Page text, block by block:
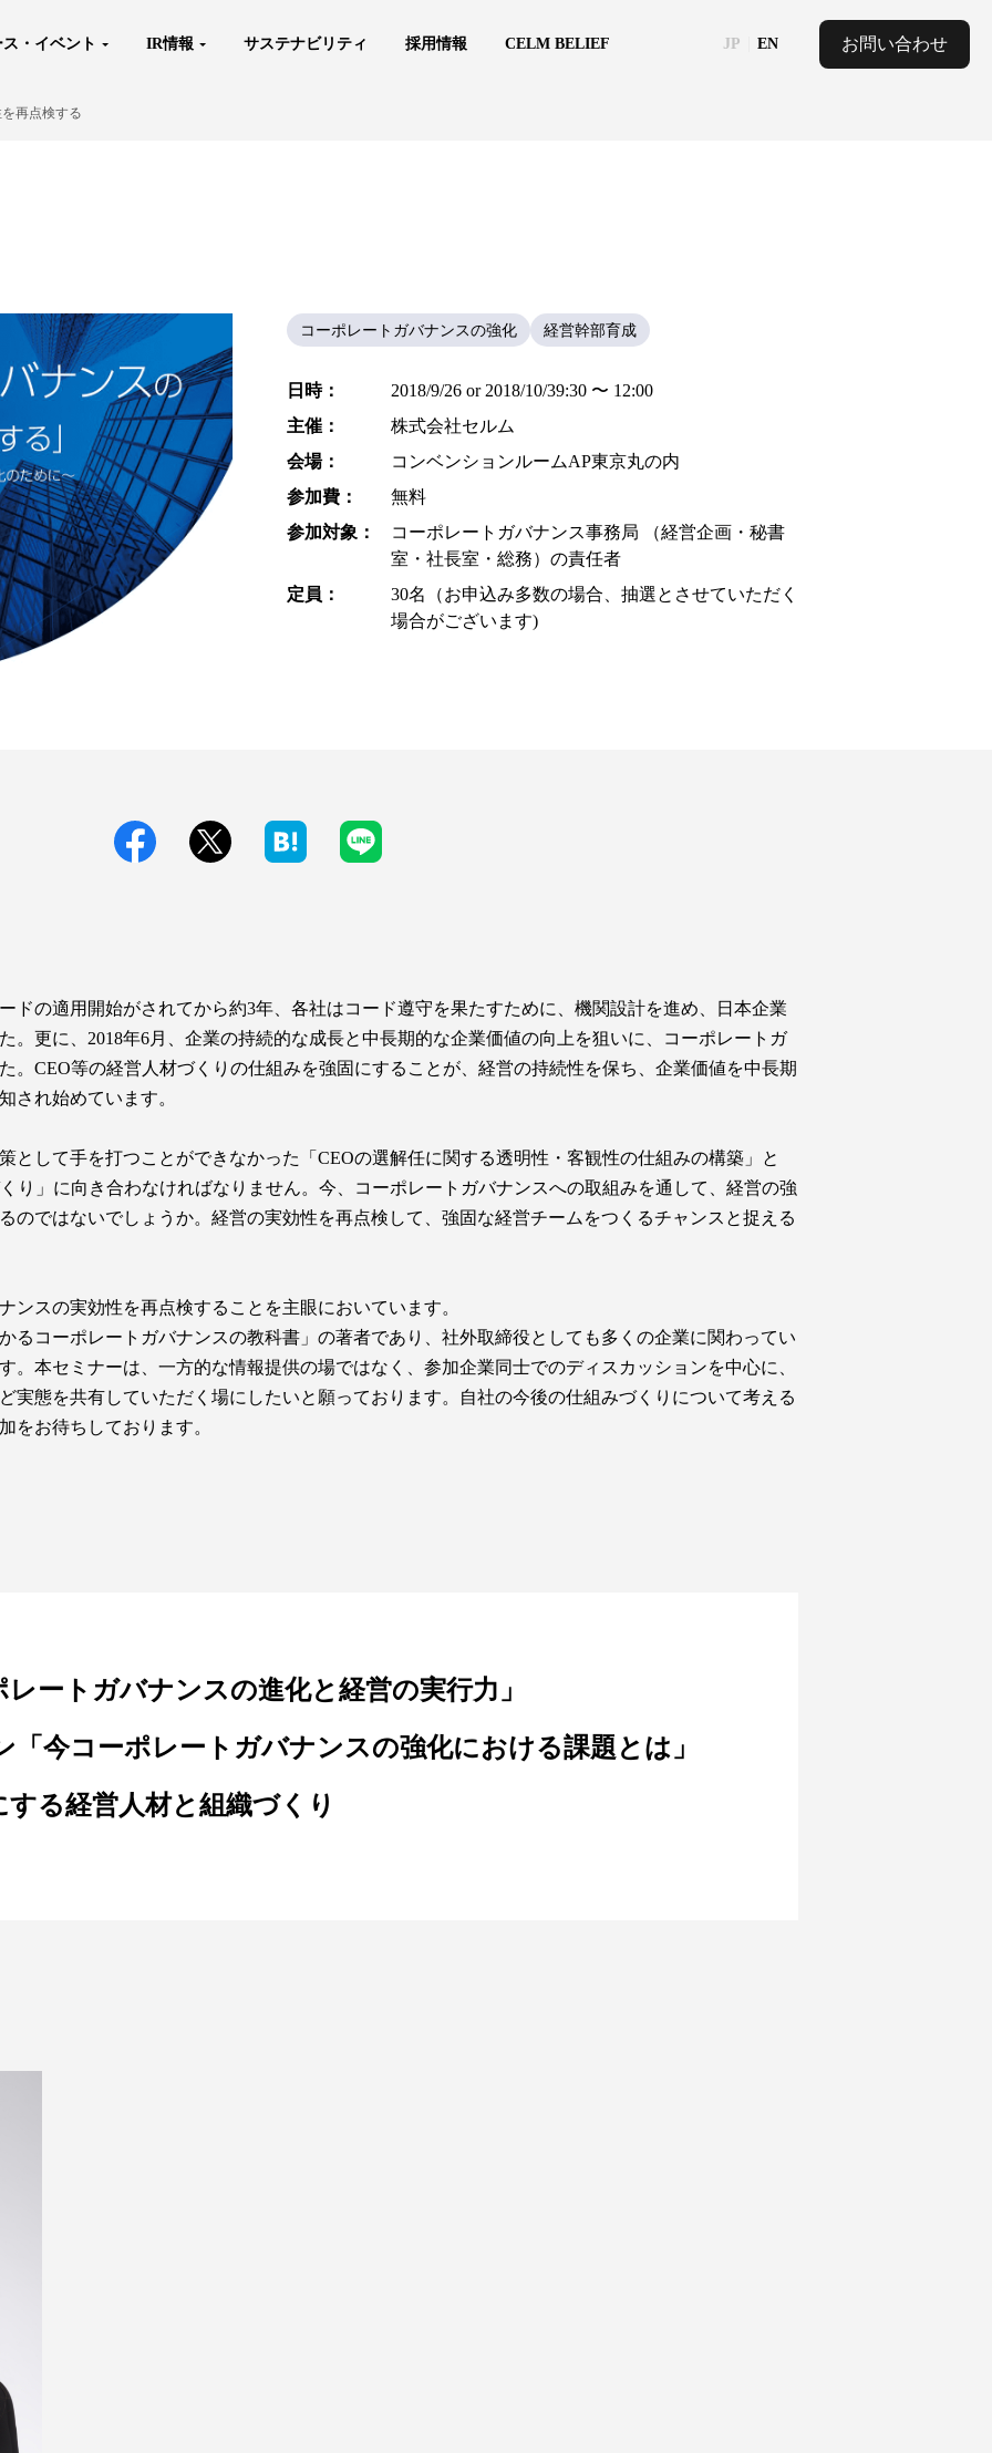
・イベント IR情報 サステナビリティ 採用情報 CELM BELIEF JP EN お問い合わせ
再点検する
コーポレートガバナンスの強化 経営幹部育成
日時：
2018/9/26 or 2018/10/39:30 〜 12:00
主催：
株式会社セルム
会場：
コンベンションルームAP東京丸の内
参加費：
無料
参加対象：
コーポレートガバナンス事務局 （経営企画・秘書
室・社長室・総務）の責任者
定員：
30名（お申込み多数の場合、抽選とさせていただく
場合がございます)
ドの適用開始がされてから約3年、各社はコード遵守を果たすために、機関設計を進め、日本企業
。更に、2018年6月、企業の持続的な成長と中長期的な企業価値の向上を狙いに、コーポレートガ
。CEO等の経営人材づくりの仕組みを強固にすることが、経営の持続性を保ち、企業価値を中長期
され始めています。
として手を打つことができなかった「CEOの選解任に関する透明性・客観性の仕組みの構築」と
り」に向き合わなければなりません。今、コーポレートガバナンスへの取組みを通して、経営の強
のではないでしょうか。経営の実効性を再点検して、強固な経営チームをつくるチャンスと捉える
ンスの実効性を再点検することを主眼においています。
るコーポレートガバナンスの教科書」の著者であり、社外取締役としても多くの企業に関わってい
。本セミナーは、一方的な情報提供の場ではなく、参加企業同士でのディスカッションを中心に、
実態を共有していただく場にしたいと願っております。自社の今後の仕組みづくりについて考える
をお待ちしております。
ートガバナンスの進化と経営の実行力」
「今コーポレートガバナンスの強化における課題とは」
る経営人材と組織づくり